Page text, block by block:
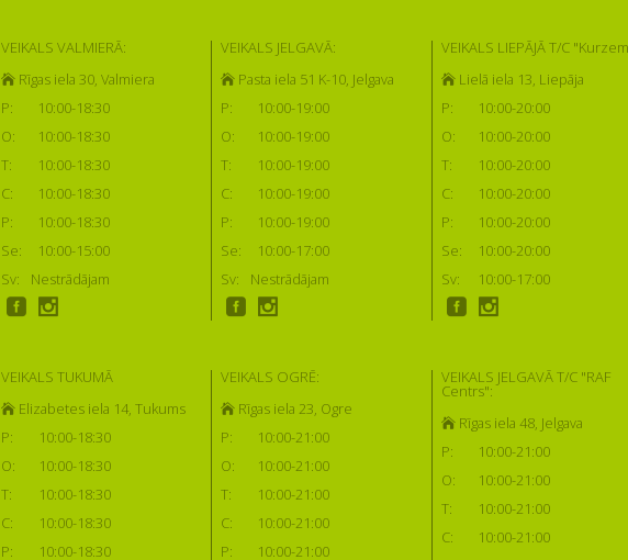
VEIKALS VALMIERĀ:
Rīgas iela 30, Valmiera
P:
10:00-18:30
O:
10:00-18:30
T:
10:00-18:30
C:
10:00-18:30
P:
10:00-18:30
Se:
10:00-15:00
Sv:
Nestrādājam
VEIKALS JELGAVĀ:
Pasta iela 51 K-10, Jelgava
P:
10:00-19:00
O:
10:00-19:00
T:
10:00-19:00
C:
10:00-19:00
P:
10:00-19:00
Se:
10:00-17:00
Sv:
Nestrādājam
VEIKALS LIEPĀJĀ T/C
Lielā iela 13, Liepāja
P:
10:00-20:00
O:
10:00-20:00
T:
10:00-20:00
C:
10:00-20:00
P:
10:00-20:00
Se:
10:00-20:00
Sv:
10:00-17:00
VEIKALS TUKUMĀ
Elizabetes iela 14, Tukums
P:
10:00-18:30
O:
10:00-18:30
T:
10:00-18:30
C:
10:00-18:30
P:
10:00-18:30
VEIKALS OGRĒ:
Rīgas iela 23, Ogre
P:
10:00-21:00
O:
10:00-21:00
T:
10:00-21:00
C:
10:00-21:00
P:
10:00-21:00
VEIKALS JELGAVĀ T/C "RAF
Centrs":
Rīgas iela 48, Jelgava
P:
10:00-21:00
O:
10:00-21:00
T:
10:00-21:00
C:
10:00-21:00